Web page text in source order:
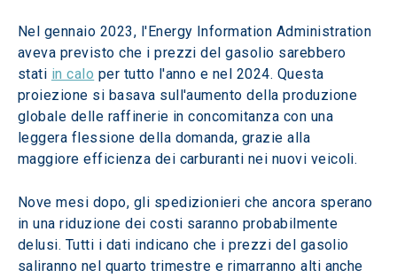
Nel gennaio 2023, l'Energy Information Administration
aveva previsto che i prezzi del gasolio sarebbero
stati in calo per tutto l'anno e nel 2024. Questa
proiezione si basava sull'aumento della produzione
globale delle raffinerie in concomitanza con una
leggera flessione della domanda, grazie alla
maggiore efficienza dei carburanti nei nuovi veicoli.
Nove mesi dopo, gli spedizionieri che ancora sperano
in una riduzione dei costi saranno probabilmente
delusi. Tutti i dati indicano che i prezzi del gasolio
saliranno nel quarto trimestre e rimarranno alti anche